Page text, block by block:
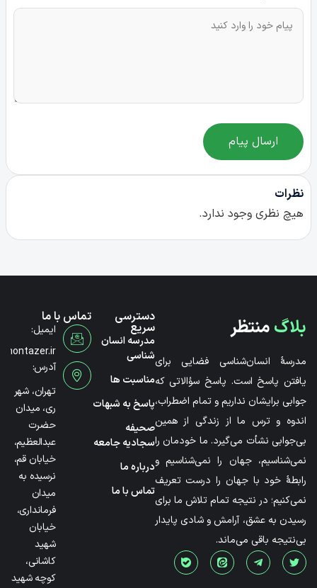
ارسال پیام
نظرات
هیچ نظری وجود ندارد.
بلاگمنتظر
مدرسۀ انسان‌شناسی فضایی برای
یافتن پاسخ است. پاسخ سؤالاتی که
جوابی برایشان نداریم و تمام اضطراب،
اندوه و ترس ما از زندگی از همین
بی‌جوابی نشأت می‌گیرد. ما خودمان را
نمی‌شناسیم، جهان را نمی‌شناسیم و
رابطۀ خود با جهان را درست تعریف
نمی‌کنیم؛ در نتیجه تمام تلاش ما برای
رسیدن به عشق، آرامش و شادی پایدار
بی‌نتیجه باقی می‌ماند.
دسترسی
سریع
مدرسه انسان
شناسی
مناسبت ها
پاسخ به شبهات
صحیفه
سجادیه جامعه
درباره ما
تماس با ما
تماس با ما
ایمیل:
آدرس:
تهران، شهر
ری، میدان
حضرت
عبدالعظیم،
خیابان قم،
نرسیده به
میدان
فرمانداری،
خیابان
شهید
کاشانی،
کوچه شهید